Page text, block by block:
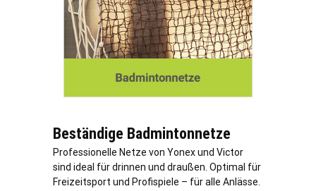
Beständige Badmintonnetze
Professionelle Netze von Yonex und Victor
sind ideal für drinnen und draußen. Optimal für
Freizeitsport und Profispiele – für alle Anlässe.